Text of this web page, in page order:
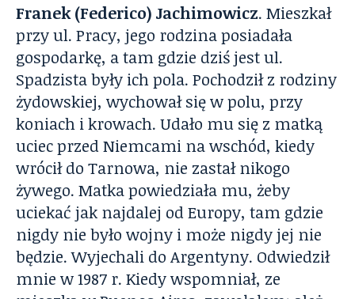
Franek (Federico) Jachimowicz. Mieszkał
przy ul. Pracy, jego rodzina posiadała
gospodarkę, a tam gdzie dziś jest ul.
Spadzista były ich pola. Pochodził z rodziny
żydowskiej, wychował się w polu, przy
koniach i krowach. Udało mu się z matką
uciec przed Niemcami na wschód, kiedy
wrócił do Tarnowa, nie zastał nikogo
żywego. Matka powiedziała mu, żeby
uciekać jak najdalej od Europy, tam gdzie
nigdy nie było wojny i może nigdy jej nie
będzie. Wyjechali do Argentyny. Odwiedził
mnie w 1987 r. Kiedy wspomniał, ze